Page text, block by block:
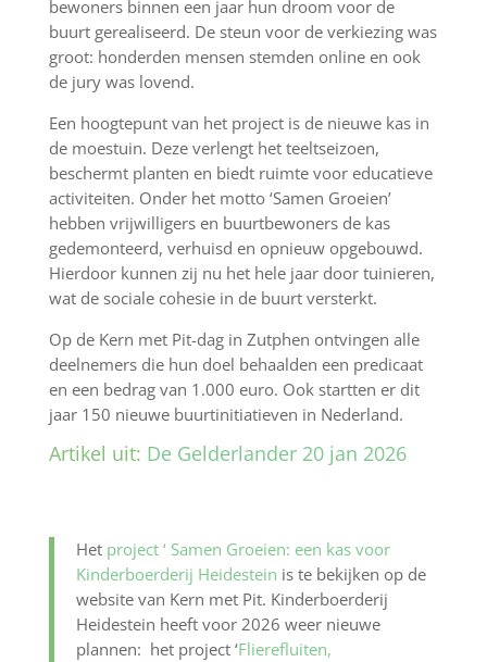
bewoners binnen een jaar hun droom voor de
buurt gerealiseerd. De steun voor de verkiezing was
groot: honderden mensen stemden online en ook
de jury was lovend.
Een hoogtepunt van het project is de nieuwe kas in
de moestuin. Deze verlengt het teeltseizoen,
beschermt planten en biedt ruimte voor educatieve
activiteiten. Onder het motto ‘Samen Groeien’
hebben vrijwilligers en buurtbewoners de kas
gedemonteerd, verhuisd en opnieuw opgebouwd.
Hierdoor kunnen zij nu het hele jaar door tuinieren,
wat de sociale cohesie in de buurt versterkt.
Op de Kern met Pit-dag in Zutphen ontvingen alle
deelnemers die hun doel behaalden een predicaat
en een bedrag van 1.000 euro. Ook startten er dit
jaar 150 nieuwe buurtinitiatieven in Nederland.
Artikel uit: De Gelderlander 20 jan 2026
Het project ‘ Samen Groeien: een kas voor
Kinderboerderij Heidestein is te bekijken op de
website van Kern met Pit. Kinderboerderij
Heidestein heeft voor 2026 weer nieuwe
plannen: het project ‘Flierefluiten,